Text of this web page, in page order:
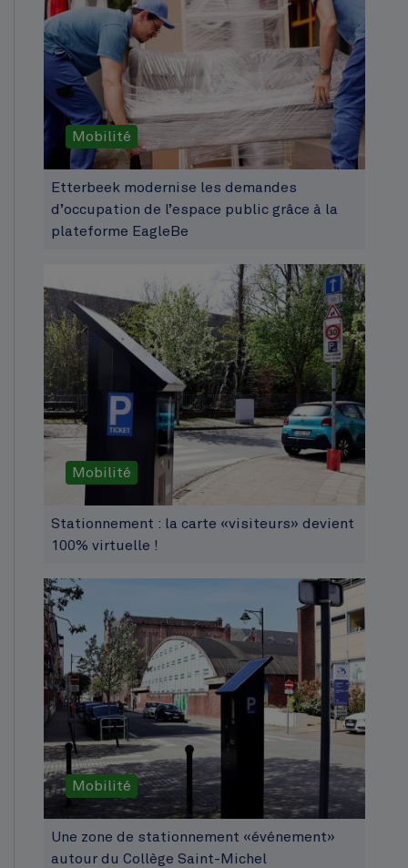
Mobilité
Etterbeek modernise les demandes
d’occupation de l’espace public grâce à la
plateforme EagleBe
Mobilité
Stationnement : la carte «visiteurs» devient
100% virtuelle !
Mobilité
Une zone de stationnement «événement»
autour du Collège Saint-Michel